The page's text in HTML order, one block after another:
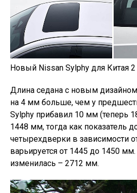
Новый Nissan Sylphy для Китая
Длина седана с новым
на 4 мм больше, чем у
Sylphy прибавил 10 мм (теперь
1448 мм, тогда как показатель
четырехдверки в зависимости
варьируется от 1445 до 1450
изменилась – 2712 мм.